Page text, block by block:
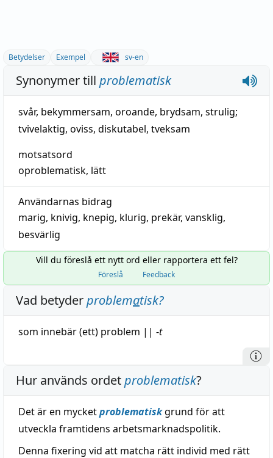
Betydelser Exempel sv-en
Synonymer till problematisk
svår, bekymmersam, oroande, brydsam, strulig;
tvivelaktig, oviss, diskutabel, tveksam
motsatsord
oproblematisk, lätt
Användarnas bidrag
marig, knivig, knepig, klurig, prekär, vansklig,
besvärlig
Vill du föreslå ett nytt ord eller rapportera ett fel?
Föreslå Feedback
Vad betyderproblematisk?
som innebär(ett) problem || -t
Hur används ordetproblematisk?
Det är en mycketproblematiskgrund för att
utveckla framtidens arbetsmarknadspolitik.
Denna fixering vid att matcha rätt individ med rätt